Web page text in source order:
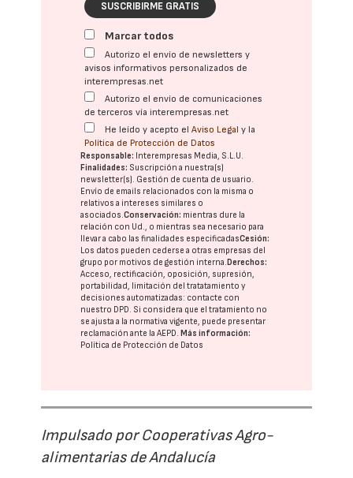
SUSCRIBIRME GRATIS
Marcar todos
Autorizo el envío de newsletters y
avisos informativos personalizados de
interempresas.net
Autorizo el envío de comunicaciones
de terceros vía interempresas.net
He leído y acepto elAviso Legal y la
Política de Protección de Datos
Responsable: Interempresas Media, S.L.U.
Finalidades: Suscripción a nuestra(s)
newsletter(s). Gestión de cuenta de usuario.
Envío de emails relacionados con la misma o
relativos a intereses similares o
asociados.Conservación: mientras dure la
relación con Ud., o mientras sea necesario para
llevar a cabo las finalidades especificadasCesión:
Los datos pueden cederse a otras empresas del
grupo por motivos de gestión interna. Derechos:
Acceso, rectificación, oposición, supresión,
portabilidad, limitación del tratatamiento y
decisiones automatizadas: contacte con
nuestro DPD. Si considera que el tratamiento no
se ajusta a la normativa vigente, puede presentar
reclamación ante laAEPD. Más información:
Política de Protección de Datos
Impulsado por Cooperativas Agro-
alimentarias de Andalucía